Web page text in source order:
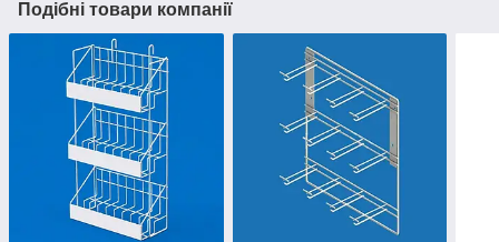
Подібні товари компанії